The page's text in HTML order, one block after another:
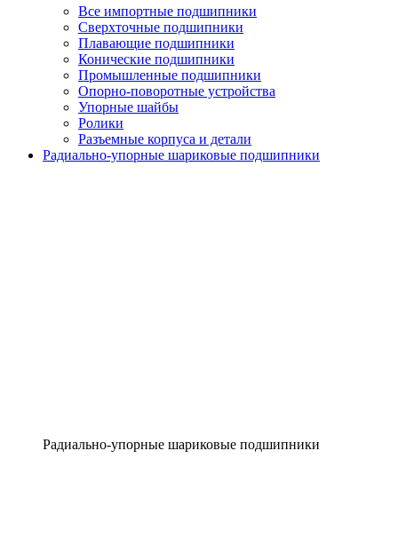
Все импортные подшипники
Сверхточные подшипники
Плавающие подшипники
Конические подшипники
Промышленные подшипники
Опорно-поворотные устройства
Упорные шайбы
Ролики
Разъемные корпуса и детали
Радиально-упорные шариковые подшипники
Радиально-упорные шариковые подшипники